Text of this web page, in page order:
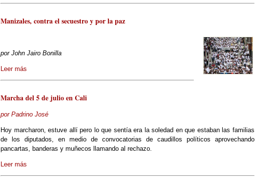
Manizales, contra el secuestro y por la paz
por John Jairo Bonilla
Leer más
Marcha del 5 de julio en Cali
por Padrino José
Hoy marcharon, estuve allí pero lo que sentía era la soledad en que estaban las familias
de los diputados, en medio de convocatorias de caudillos políticos aprovechando
pancartas, banderas y muñecos llamando al rechazo.
Leer más